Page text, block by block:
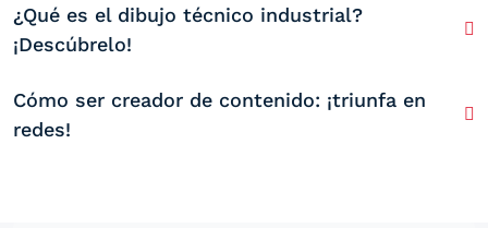
¿Qué es el dibujo técnico industrial?
¡Descúbrelo!
Cómo ser creador de contenido: ¡triunfa en
redes!